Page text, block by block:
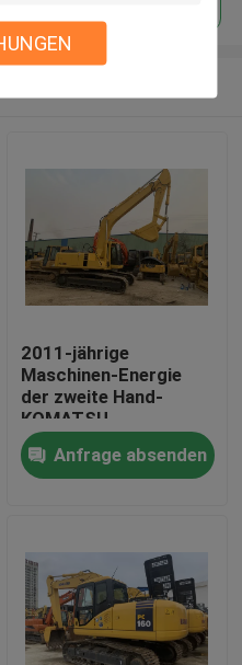
2011-jährige
Maschinen-Energie
der zweite Hand-
KOMATSU-
Demolierungs-Bagger-
PC200-7 143HP
Anfrage absenden